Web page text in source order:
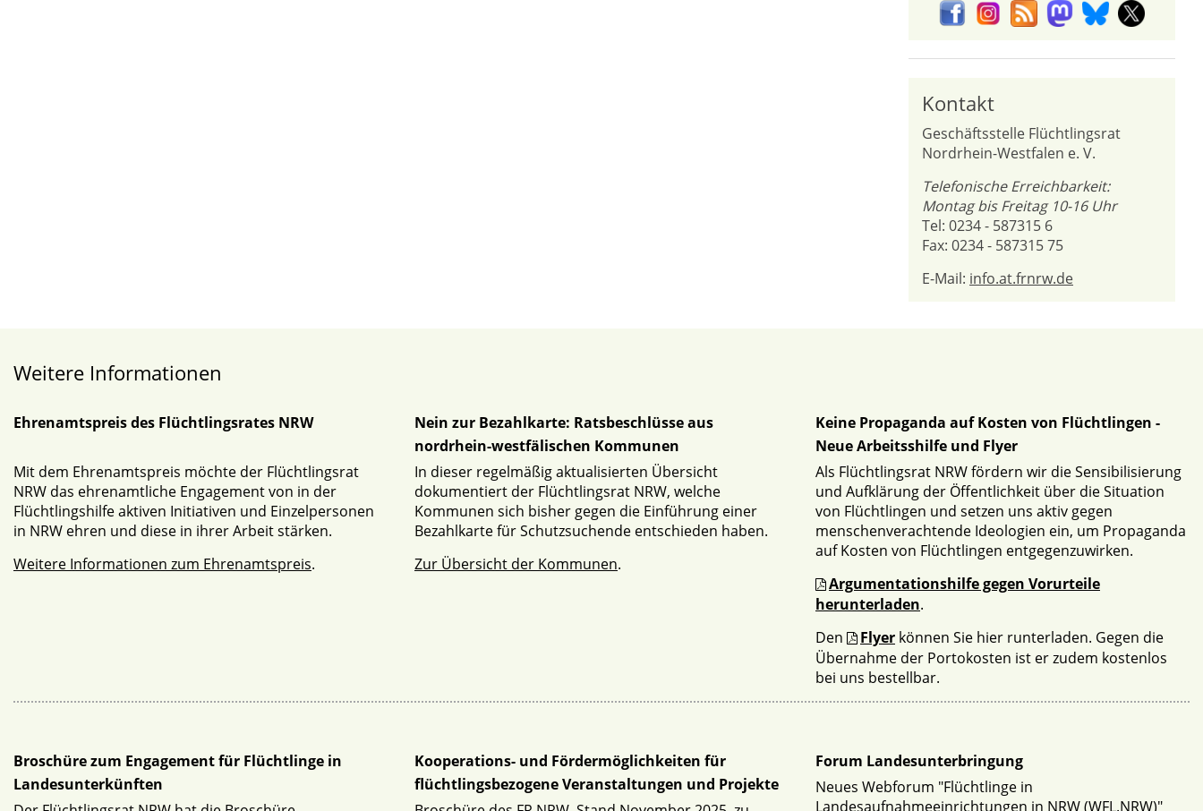
Kontakt
Geschäftsstelle Flüchtlingsrat
Nordrhein-Westfalen e. V.
Telefonische Erreichbarkeit:
Montag bis Freitag 10-16 Uhr
Tel: 0234 - 587315 6
Fax: 0234 - 587315 75
E-Mail: info.at.frnrw.de
Weitere Informationen
Ehrenamtspreis des Flüchtlingsrates NRW
Mit dem Ehrenamtspreis möchte der Flüchtlingsrat
NRW das ehrenamtliche Engagement von in der
Flüchtlingshilfe aktiven Initiativen und Einzelpersonen
in NRW ehren und diese in ihrer Arbeit stärken.
Weitere Informationen zum Ehrenamtspreis.
Nein zur Bezahlkarte: Ratsbeschlüsse aus
nordrhein-westfälischen Kommunen
In dieser regelmäßig aktualisierten Übersicht
dokumentiert der Flüchtlingsrat NRW, welche
Kommunen sich bisher gegen die Einführung einer
Bezahlkarte für Schutzsuchende entschieden haben.
Zur Übersicht der Kommunen.
Keine Propaganda auf Kosten von Flüchtlingen -
Neue Arbeitsshilfe und Flyer
Als Flüchtlingsrat NRW fördern wir die Sensibilisierung
und Aufklärung der Öffentlichkeit über die Situation
von Flüchtlingen und setzen uns aktiv gegen
menschenverachtende Ideologien ein, um Propaganda
auf Kosten von Flüchtlingen entgegenzuwirken.
Argumentationshilfe gegen Vorurteile
herunterladen.
Den
Flyer können Sie hier runterladen. Gegen die
Übernahme der Portokosten ist er zudem kostenlos
bei uns bestellbar.
Broschüre zum Engagement für Flüchtlinge in
Landesunterkünften
Kooperations- und Fördermöglichkeiten für
flüchtlingsbezogene Veranstaltungen und Projekte
Forum Landesunterbringung
Neues Webforum "Flüchtlinge in
Landesaufnahmeeinrichtungen in NRW (WFL.NRW)"